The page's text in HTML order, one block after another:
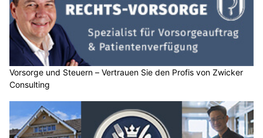
Vorsorge und Steuern – Vertrauen Sie den Profis von Zwicker
Consulting